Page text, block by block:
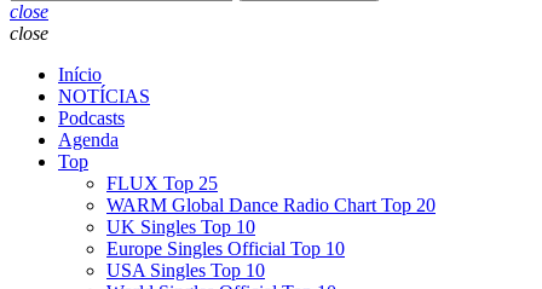
close
close
Início
NOTÍCIAS
Podcasts
Agenda
Top
FLUX Top 25
WARM Global Dance Radio Chart Top 20
UK Singles Top 10
Europe Singles Official Top 10
USA Singles Top 10